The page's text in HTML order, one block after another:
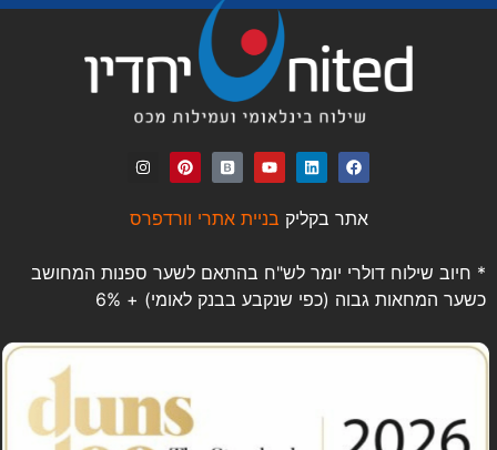
אתר בקליק בניית אתרי וורדפרס
* חיוב שילוח דולרי יומר לש"ח בהתאם לשער ספנות המחושב
כשער המחאות גבוה (כפי שנקבע בבנק לאומי) + 6%